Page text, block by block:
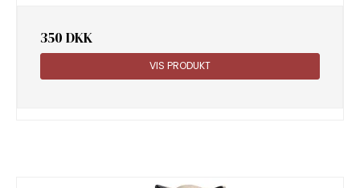
350 DKK
VIS PRODUKT